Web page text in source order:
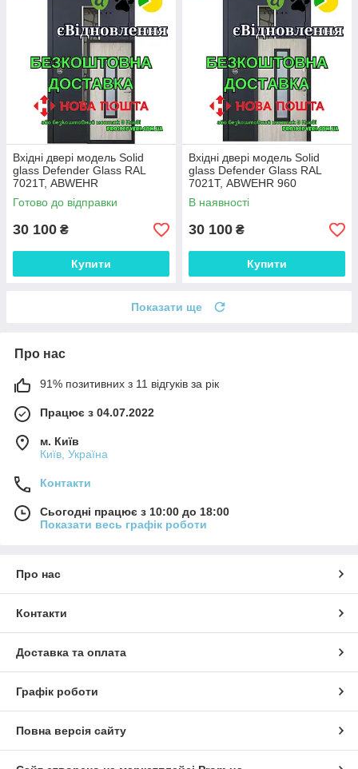
Вхідні двері модель Solid
glass Defender Glass RAL
7021Т, ABWEHR
Готово до відправки
30 100 ₴
Купити
Вхідні двері модель Solid
glass Defender Glass RAL
7021Т, ABWEHR 960
В наявності
30 100 ₴
Купити
Показати ще
Про нас
91% позитивних з 11 відгуків за рік
Працює з 04.07.2022
м. Київ
Київ, Україна
Контакти
Сьогодні працює з 10:00 до 18:00
Показати весь графік роботи
Про нас
Контакти
Доставка та оплата
Графік роботи
Повна версія сайту